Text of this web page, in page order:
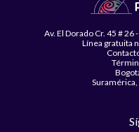
Av. El Dorado Cr. 45 #
Línea gratuita